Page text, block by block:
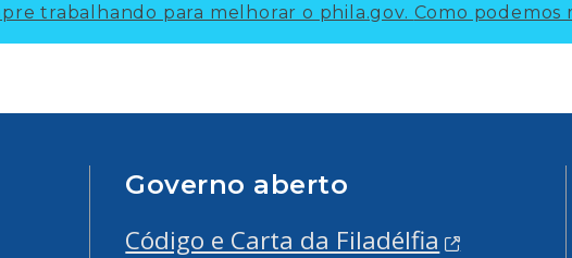
trabalhando para melhorar o phila.gov. Como podemos
Governo aberto
Código e Carta da Filadélfia